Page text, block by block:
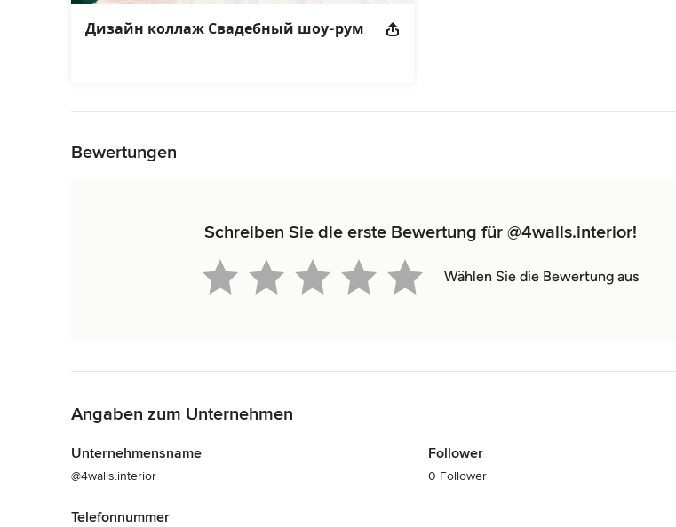
Дизайн коллаж Свадебный шоу-рум
Bewertungen
Schreiben Sie die erste Bewertung für @4walls.interior!
Wählen Sie die Bewertung aus
Angaben zum Unternehmen
Unternehmensname
@4walls.interior
Telefonnummer
Follower
0 Follower